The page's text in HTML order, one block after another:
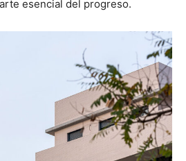
esencial del progreso.